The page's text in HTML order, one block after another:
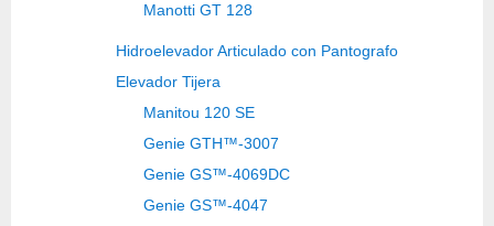
Manotti GT 128
Hidroelevador Articulado con Pantografo
Elevador Tijera
Manitou 120 SE
Genie GTH™-3007
Genie GS™-4069DC
Genie GS™-4047